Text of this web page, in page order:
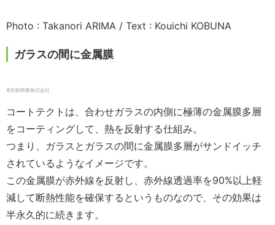
Photo : Takanori ARIMA / Text : Kouichi KOBUNA
ガラスの間に金属膜
©️生駒商事株式会社
コートテクトは、合わせガラスの内側に極薄の金属膜多層
をコーティングして、熱を反射する仕組み。
つまり、ガラスとガラスの間に金属膜多層がサンドイッチ
されているようなイメージです。
この金属膜が赤外線を反射し、赤外線透過率を90%以上軽
減して断熱性能を確保するというものなので、 その効果は
半永久的に続きます。